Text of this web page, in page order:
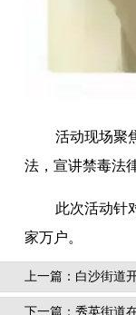
活动现场聚
法，宣讲禁毒法
此次活动针
家万户。
上一篇：白沙街道
下一篇：秀英街道